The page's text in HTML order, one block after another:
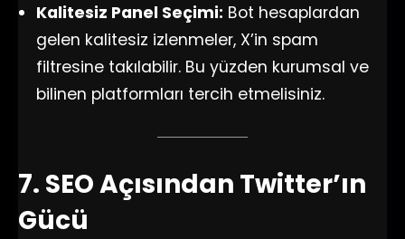
Kalitesiz Panel Seçimi: Bot hesaplardan
gelen kalitesiz izlenmeler, X’in spam
filtresine takılabilir. Bu yüzden kurumsal ve
bilinen platformları tercih etmelisiniz.
7. SEO Açısından Twitter’ın
Gücü